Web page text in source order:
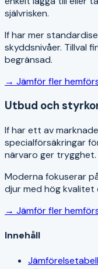
självrisken.
If har mer
skyddsnivåer. Tillval
begränsad.
→ Jämför fler
Utbud och
If har ett av
specialförsäkringar
närvaro ger trygghet.
Moderna fokuserar
djur med hög kvalitet
→ Jämför fler
Innehåll
Jämförelsetabell